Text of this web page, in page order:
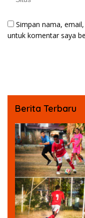
Simpan nama,
untuk komentar saya
Berita Terbaru